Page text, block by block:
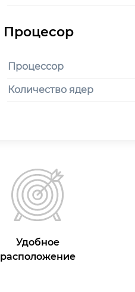
Процессор
Количество ядер
Удобное
расположение